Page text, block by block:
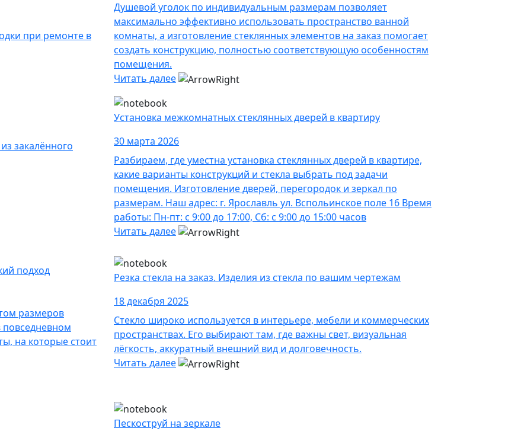
при ремонте в
Душевой уголок по индивидуальным размерам позволяет
максимально эффективно использовать пространство ванной
комнаты, а изготовление стеклянных элементов на заказ помогает
создать конструкцию, полностью соответствующую особенностям
помещения.
Читать далее
закалённого
Установка межкомнатных стеклянных дверей в квартиру
30 марта 2026
Разбираем, где уместна установка стеклянных дверей в квартире,
какие варианты конструкций и стекла выбрать под задачи
помещения. Изготовление дверей, перегородок и зеркал по
размерам. Наш адрес: г. Ярославль ул. Вспольинское поле 16 Время
работы: Пн-пт: с 9:00 до 17:00, Сб: с 9:00 до 15:00 часов
Читать далее
подход
размеров
повседневном
на которые стоит
Резка стекла на заказ. Изделия из стекла по вашим чертежам
18 декабря 2025
Стекло широко используется в интерьере, мебели и коммерческих
пространствах. Его выбирают там, где важны свет, визуальная
лёгкость, аккуратный внешний вид и долговечность.
Читать далее
Пескоструй на зеркале